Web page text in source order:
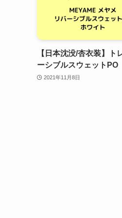
【日本沈没/杏衣装】
ーシブルスウェットPO
2021年11月8日